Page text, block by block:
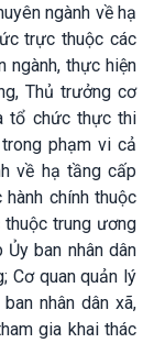
ngành về hạ
trực thuộc các
ngành, thực hiện
Thủ trưởng cơ
tổ chức thực thi
phạm vi cả
về hạ tầng cấp
chính thuộc
thuộc trung ương
ban nhân dân
Cơ quan quản lý
nhân dân xã,
gia khai thác